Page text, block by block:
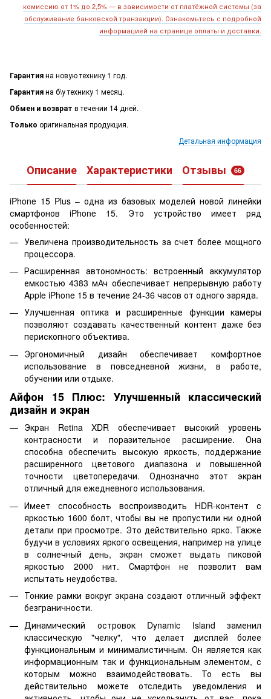
комиссию от 1% до 2,5% — в зависимости от платёжной системы (за
обслуживание банковской транзакции). Ознакомьтесь с подробной
информацией на странице оплаты и доставки.
Гарантияна новую технику 1 год.
Гарантияна б\у технику 1 месяц.
Обмен и возврат в течении 14 дней.
Только оригинальная продукция.
Детальная информация
Описание Характеристики Отзывы 66
iPhone 15 Plus – одна из базовых моделей новой линейки
смартфонов iPhone 15. Это устройство имеет ряд
особенностей:
Увеличена производительность за счет более мощного
процессора.
Расширенная автономность: встроенный аккумулятор
емкостью 4383 мАч обеспечивает непрерывную работу
Apple iPhone 15 в течение 24-36 часов от одного заряда.
Улучшенная оптика и расширенные функции камеры
позволяют создавать качественный контент даже без
перископного объектива.
Эргономичный дизайн обеспечивает комфортное
использование в повседневной жизни, в работе,
обучении или отдыхе.
Айфон 15 Плюс: Улучшенный классический
дизайн и экран
Экран Retina XDR обеспечивает высокий уровень
контрасности и поразительное расширение. Она
способна обеспечить высокую яркость, поддержание
расширенного цветового диапазона и повышенной
точности цветопередачи. Однозначно этот экран
отличный для ежедневного использования.
Имеет способность воспроизводить HDR-контент с
яркостью 1600 болт, чтобы вы не пропустили ни одной
детали при просмотре. Это действительно ярко. Также
будучи в условиях яркого освещения, например на улице
в солнечный день, экран сможет выдать пиковой
яркостью 2000 нит. Смартфон не позволит вам
испытать неудобства.
Тонкие рамки вокруг экрана создают отличный эффект
безграничности.
Динамический островок Dynamic Island заменил
классическую "челку", что делает дисплей более
функциональным и минималистичным. Он является как
информационным так и функциональным элементом, с
которым можно взаимодействовать. То есть вы
действительно можете отследить уведомления и